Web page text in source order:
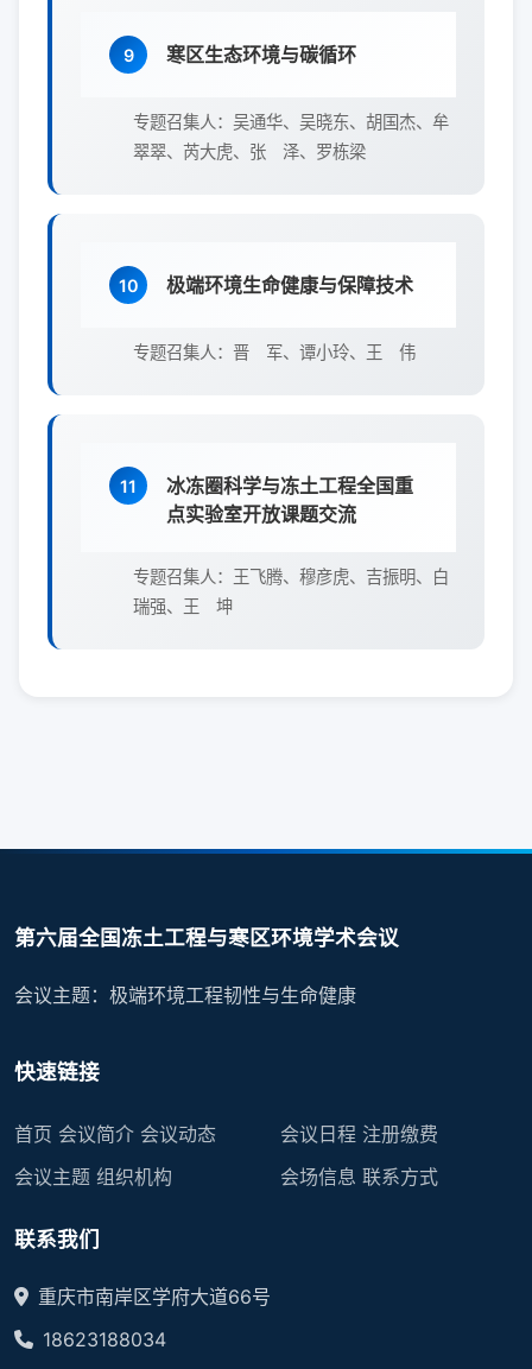
9 寒区生态环境与碳循环
专题召集人：吴通华、吴晓东、胡国杰、牟
翠翠、芮大虎、张 泽、罗栋梁
10 极端环境生命健康与保障技术
专题召集人：晋 军、谭小玲、王 伟
11
冰冻圈科学与冻土工程全国重
点实验室开放课题交流
专题召集人：王飞腾、穆彦虎、吉振明、白
瑞强、王 坤
第六届全国冻土工程与寒区环境学术会议
会议主题：极端环境工程韧性与生命健康
快速链接
首页 会议简介 会议动态
会议主题 组织机构
会议日程 注册缴费
会场信息 联系方式
联系我们
重庆市南岸区学府大道66号
18623188034